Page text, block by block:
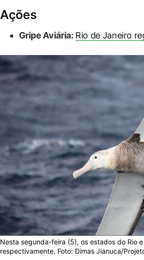
Ações
Gripe Aviária: Rio de Janeiro
Nesta segunda-feira (5), os estados do Rio
respectivamente. Foto: Dimas Jianuca/